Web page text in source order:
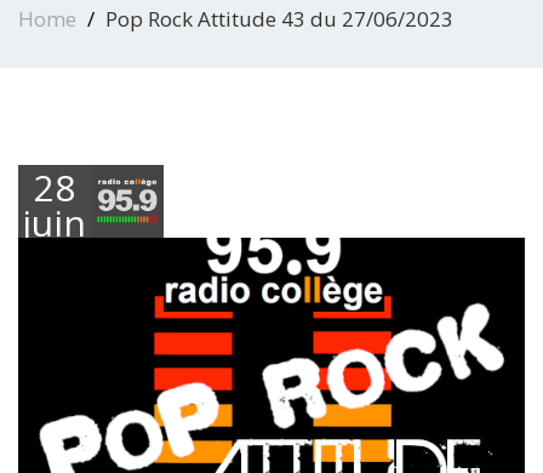
Home Pop Rock Attitude 43 du 27/06/2023
28
juin